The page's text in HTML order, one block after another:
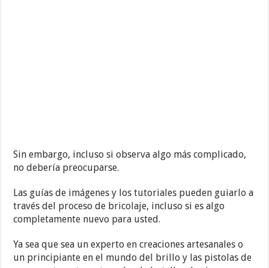
Sin embargo, incluso si observa algo más complicado,
no debería preocuparse.
Las guías de imágenes y los tutoriales pueden guiarlo a
través del proceso de bricolaje, incluso si es algo
completamente nuevo para usted.
Ya sea que sea un experto en creaciones artesanales o
un principiante en el mundo del brillo y las pistolas de